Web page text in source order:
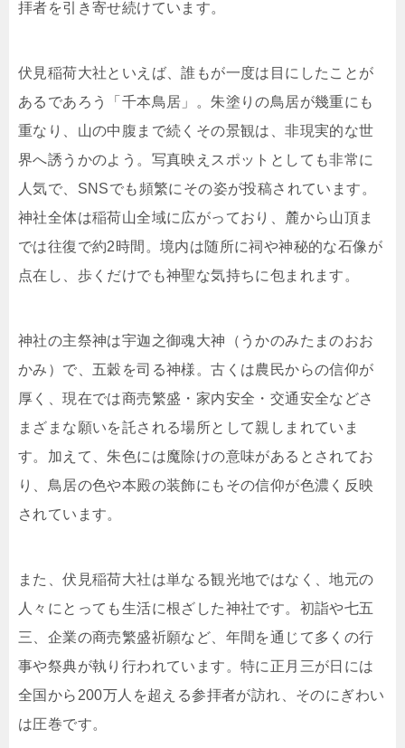
拝者を引き寄せ続けています。
伏見稲荷大社といえば、誰もが一度は目にしたことが
あるであろう「千本鳥居」。朱塗りの鳥居が幾重にも
重なり、山の中腹まで続くその景観は、非現実的な世
界へ誘うかのよう。写真映えスポットとしても非常に
人気で、SNSでも頻繁にその姿が投稿されています。
神社全体は稲荷山全域に広がっており、麓から山頂ま
では往復で約2時間。境内は随所に祠や神秘的な石像が
点在し、歩くだけでも神聖な気持ちに包まれます。
神社の主祭神は宇迦之御魂大神（うかのみたまのおお
かみ）で、五穀を司る神様。古くは農民からの信仰が
厚く、現在では商売繁盛・家内安全・交通安全などさ
まざまな願いを託される場所として親しまれていま
す。加えて、朱色には魔除けの意味があるとされてお
り、鳥居の色や本殿の装飾にもその信仰が色濃く反映
されています。
また、伏見稲荷大社は単なる観光地ではなく、地元の
人々にとっても生活に根ざした神社です。初詣や七五
三、企業の商売繁盛祈願など、年間を通じて多くの行
事や祭典が執り行われています。特に正月三が日には
全国から200万人を超える参拝者が訪れ、そのにぎわい
は圧巻です。